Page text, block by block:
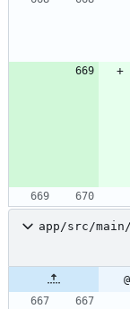
app/src/